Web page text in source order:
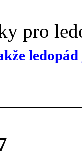
pro